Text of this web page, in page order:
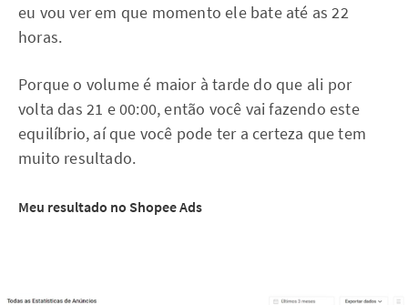
eu vou ver em que momento ele bate até as 22
horas.
Porque o volume é maior à tarde do que ali por
volta das 21 e 00:00, então você vai fazendo este
equilíbrio, aí que você pode ter a certeza que tem
muito resultado.
Meu resultado no Shopee Ads